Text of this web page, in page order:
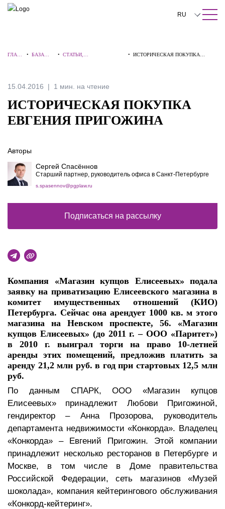
ПОИСК ПО САЙТУ Закрыть
RU
中文
日本語
ГЛАВ
• БАЗА
• СТАТЬИ,
• ИСТОРИЧЕСКАЯ ПОКУПКА
15.04.2016 1 мин. на чтение
ИСТОРИЧЕСКАЯ ПОКУПКА
ЕВГЕНИЯ ПРИГОЖИНА
Компания «Магазин купцов Елисеевых» подала
заявку на приватизацию Елисеевского магазина в
комитет имущественных отношений (КИО)
Петербурга. Сейчас она арендует 1000 кв. м этого
магазина на Невском проспекте, 56. «Магазин
купцов Елисеевых» (до 2011 г. – ООО «Паритет»)
в 2010 г. выиграл торги на право 10-летней
аренды этих помещений, предложив платить за
аренду 21,2 млн руб. в год при стартовых 12,5 млн
руб.
По данным СПАРК, ООО «Магазин купцов
Елисеевых» принадлежит Любови Пригожиной,
гендиректор – Анна Прозорова, руководитель
департамента недвижимости «Конкорда». Владелец
«Конкорда» – Евгений Пригожин. Этой компании
принадлежит несколько ресторанов в Петербурге и
Москве, в том числе в Доме правительства
Российской Федерации, сеть магазинов «Музей
шоколада», компания кейтерингового обслуживания
«Конкорд-кейтеринг».
Авторы
Сергей Спасённов
Старший партнер, руководитель офиса в Санкт-Петербурге
s.spasennov@pgplaw.ru
Подписаться на рассылку